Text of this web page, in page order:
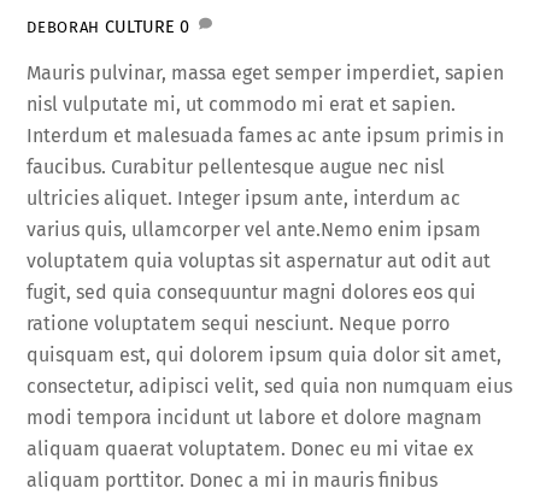
DEBORAH CULTURE 0
Mauris pulvinar, massa eget semper imperdiet, sapien
nisl vulputate mi, ut commodo mi erat et sapien.
Interdum et malesuada fames ac ante ipsum primis in
faucibus. Curabitur pellentesque augue nec nisl
ultricies aliquet. Integer ipsum ante, interdum ac
varius quis, ullamcorper vel ante.Nemo enim ipsam
voluptatem quia voluptas sit aspernatur aut odit aut
fugit, sed quia consequuntur magni dolores eos qui
ratione voluptatem sequi nesciunt. Neque porro
quisquam est, qui dolorem ipsum quia dolor sit amet,
consectetur, adipisci velit, sed quia non numquam eius
modi tempora incidunt ut labore et dolore magnam
aliquam quaerat voluptatem. Donec eu mi vitae ex
aliquam porttitor. Donec a mi in mauris finibus